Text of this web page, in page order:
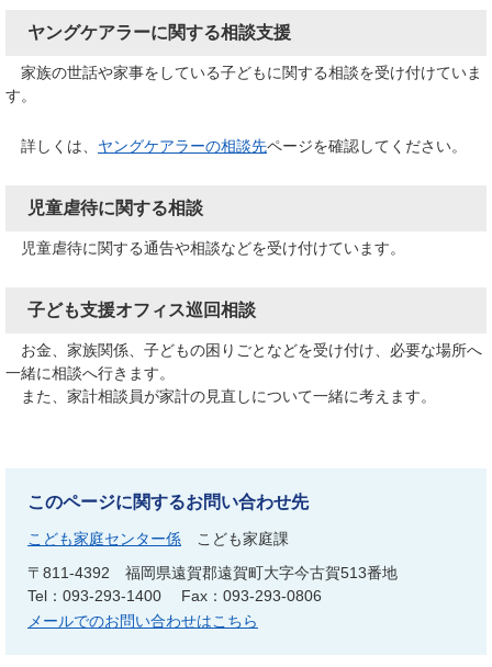
ヤングケアラーに関する相談支援
家族の世話や家事をしている子どもに関する相談を受け付けていま
す。
詳しくは、 ヤングケアラーの相談先​​​​​​​​ページを確認してください。
児童虐待に関する相談
児童虐待に関する通告や相談などを受け付けています。
子ども支援オフィス巡回相談
お金、家族関係、子どもの困りごとなどを受け付け、必要な場所へ
一緒に相談へ行きます。
また、家計相談員が家計の見直しについて一緒に考えます。
このページに関するお問い合わせ先
こども家庭センター係
こども家庭課
〒811-4392
福岡県遠賀郡遠賀町大字今古賀513番地
Tel：093-293-1400
Fax：093-293-0806
メールでのお問い合わせはこちら